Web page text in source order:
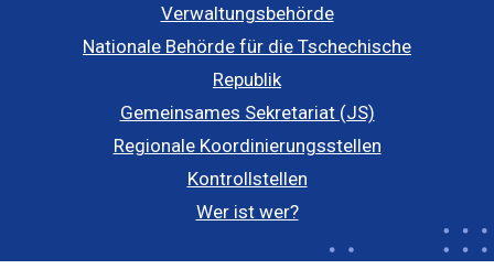
Verwaltungsbehörde
Nationale Behörde für die Tschechische
Republik
Gemeinsames Sekretariat (JS)
Regionale Koordinierungsstellen
Kontrollstellen
Wer ist wer?